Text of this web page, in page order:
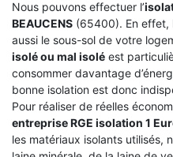
Nous pouvons effectuer l’
BEAUCENS (65400). En effet,
aussi le sous-sol de votre
isolé ou mal isolé est
consommer davantage
bonne isolation est donc
Pour réaliser de réelles
entreprise RGE isolation 1
les matériaux isolants utilisés,